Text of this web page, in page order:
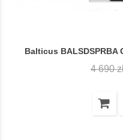
Balticus BALSDSPRBA
Cena
4 690